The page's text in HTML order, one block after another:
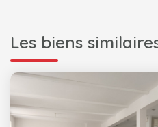
Les biens